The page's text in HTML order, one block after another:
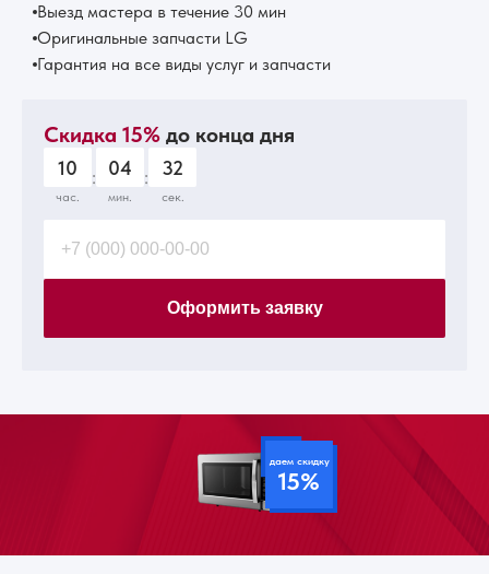
Выезд мастера в течение 30 мин
Оригинальные запчасти LG
Гарантия на все виды услуг и запчасти
Скидка 15% до конца дня
10
час.
: 04
мин.
: 30
сек.
Оформить заявку
даем скидку
15%